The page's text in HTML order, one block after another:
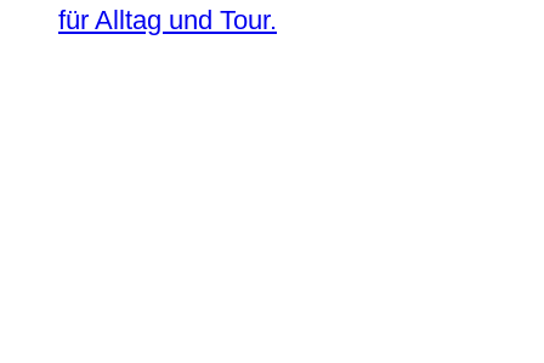
für Alltag und Tour.